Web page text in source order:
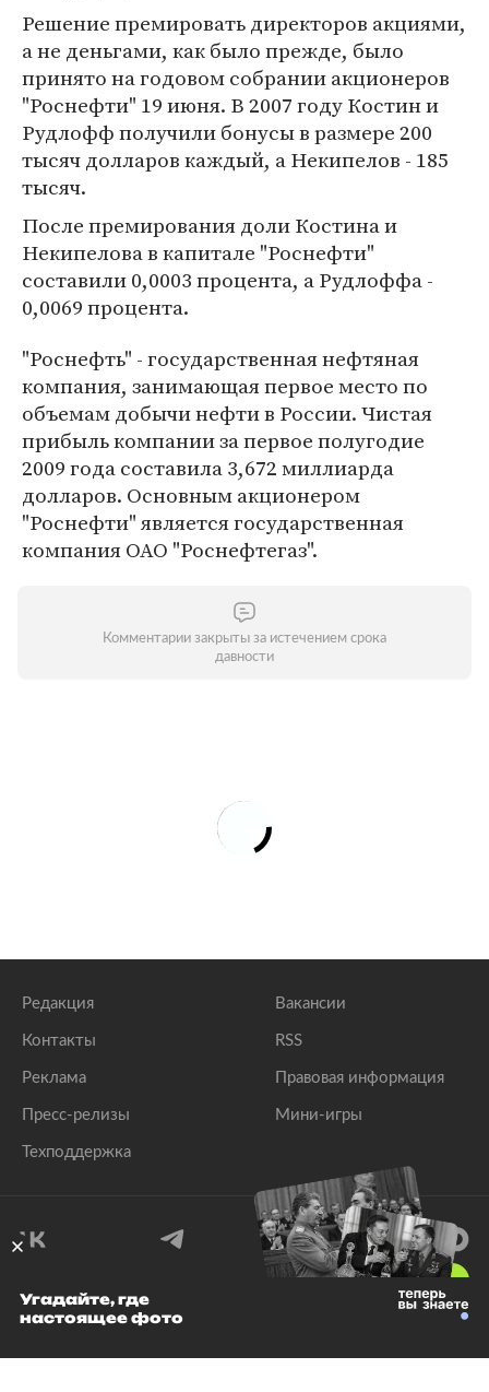
Решение премировать директоров акциями,
а не деньгами, как было прежде, было
принято на годовом собрании акционеров
"Роснефти" 19 июня. В 2007 году Костин и
Рудлофф получили бонусы в размере 200
тысяч долларов каждый, а Некипелов - 185
тысяч.
После премирования доли Костина и
Некипелова в капитале "Роснефти"
составили 0,0003 процента, а Рудлоффа -
0,0069 процента.
"Роснефть" - государственная нефтяная
компания, занимающая первое место по
объемам добычи нефти в России. Чистая
прибыль компании за первое полугодие
2009 года составила 3,672 миллиарда
долларов. Основным акционером
"Роснефти" является государственная
компания ОАО "Роснефтегаз".
Комментарии закрыты за истечением срока
давности
Редакция
Контакты
Реклама
Пресс-релизы
Техподдержка
Вакансии
RSS
Правовая информация
Мини-игры
© 1999–2026 Все права защищены.
Угадайте, где
настоящее фото